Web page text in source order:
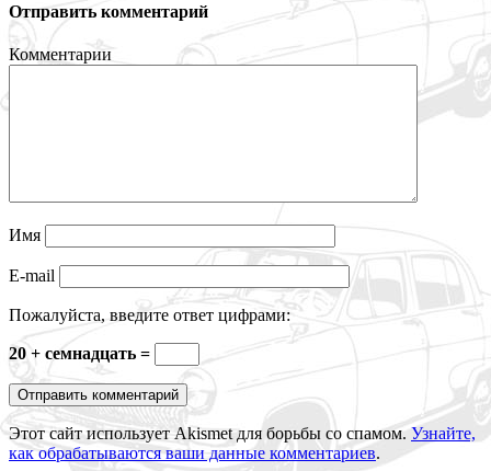
Отправить комментарий
Комментарии
Имя
E-mail
Пожалуйста, введите ответ цифрами:
20 + семнадцать =
Этот сайт использует Akismet для борьбы со спамом.Узнайте,
как обрабатываются ваши данные комментариев.